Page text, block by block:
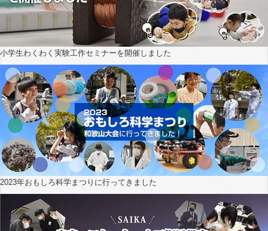
小学生わくわく実験工作セミナーを開催しました
2023年おもしろ科学まつりに行ってきました